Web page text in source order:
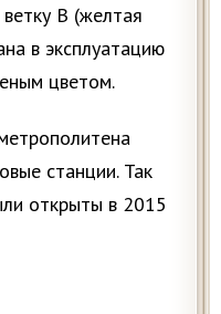
В (желтая
в эксплуатацию
цветом.
станции. Так
открыты в 2015